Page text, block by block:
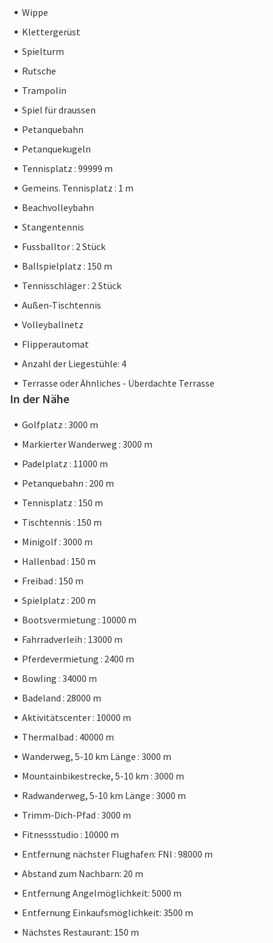
Wippe
Klettergerüst
Spielturm
Rutsche
Trampolin
Spiel für draussen
Petanquebahn
Petanquekugeln
Tennisplatz : 99999 m
Gemeins. Tennisplatz : 1 m
Beachvolleybahn
Stangentennis
Fussballtor : 2 Stück
Ballspielplatz : 150 m
Tennisschläger : 2 Stück
Außen-Tischtennis
Volleyballnetz
Flipperautomat
Anzahl der Liegestühle: 4
Terrasse oder Ähnliches - Überdachte Terrasse
In der Nähe
Golfplatz : 3000 m
Markierter Wanderweg : 3000 m
Padelplatz : 11000 m
Petanquebahn : 200 m
Tennisplatz : 150 m
Tischtennis : 150 m
Minigolf : 3000 m
Hallenbad : 150 m
Freibad : 150 m
Spielplatz : 200 m
Bootsvermietung : 10000 m
Fahrradverleih : 13000 m
Pferdevermietung : 2400 m
Bowling : 34000 m
Badeland : 28000 m
Aktivitätscenter : 10000 m
Thermalbad : 40000 m
Wanderweg, 5-10 km Länge : 3000 m
Mountainbikestrecke, 5-10 km : 3000 m
Radwanderweg, 5-10 km Länge : 3000 m
Trimm-Dich-Pfad : 3000 m
Fitnessstudio : 10000 m
Entfernung nächster Flughafen: FNI : 98000 m
Abstand zum Nachbarn: 20 m
Entfernung Angelmöglichkeit: 5000 m
Entfernung Einkaufsmöglichkeit: 3500 m
Nächstes Restaurant: 150 m